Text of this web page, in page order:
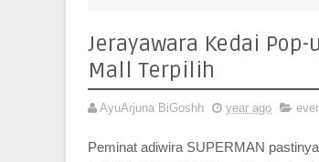
Jerayawara Kedai Pop-
Mall Terpilih
AyuArjuna BiGoshh year ago
Peminat adiwira SUPERMAN